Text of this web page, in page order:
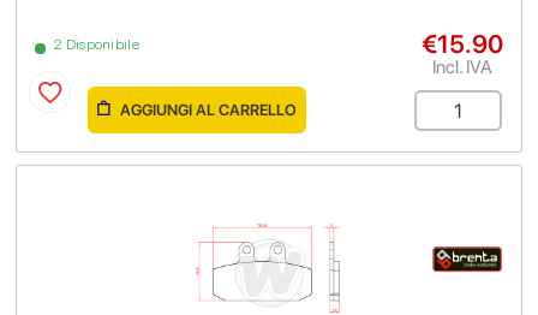
2 Disponibile €15.90
Incl. IVA
AGGIUNGI AL CARRELLO